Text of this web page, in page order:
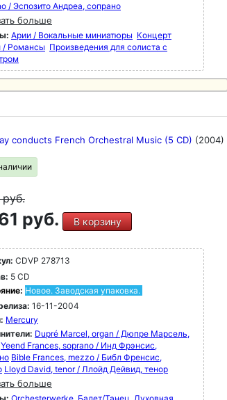
/ Эспозито Андреа, сопрано
больше
Арии / Вокальные миниатюры Концерт
/ Романсы Произведения для солиста с
conducts French Orchestral Music (5 CD) (2004)
руб.
руб. В корзину
CDVP 278713
5 CD
Новое. Заводская упаковка.
16-11-2004
Mercury
Dupré Marcel, organ / Дюпре Марсель,
Yeend Frances, soprano / Инд Фрэнсис,
Bible Frances, mezzo / Библ Френсис,
Lloyd David, tenor / Ллойд Дейвид, тенор
больше